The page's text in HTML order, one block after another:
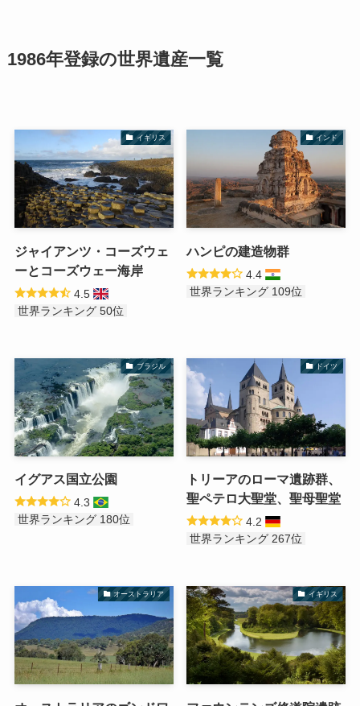
1986年登録の世界遺産一覧
イギリス
ジャイアンツ・コーズウェ
ーとコーズウェー海岸
4.5
世界ランキング 50位
インド
ハンピの建造物群
4.4
世界ランキング 109位
ブラジル
イグアス国立公園
4.3
世界ランキング 180位
ドイツ
トリーアのローマ遺跡群、
聖ペテロ大聖堂、聖母聖堂
4.2
世界ランキング 267位
オーストラリア イギリス